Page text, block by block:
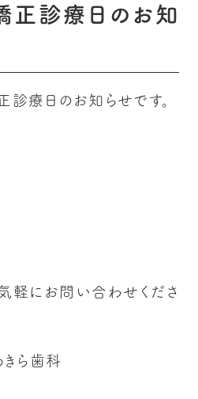
正診療日のお知
診療日のお知らせです。
軽にお問い合わせくださ
ら歯科